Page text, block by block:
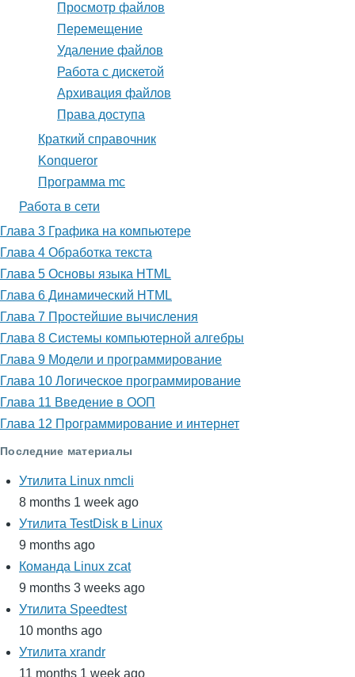
Просмотр файлов
Перемещение
Удаление файлов
Работа с дискетой
Архивация файлов
Права доступа
Краткий справочник
Konqueror
Программа mc
Работа в сети
Глава 3 Графика на компьютере
Глава 4 Обработка текста
Глава 5 Основы языка HTML
Глава 6 Динамический HTML
Глава 7 Простейшие вычисления
Глава 8 Системы компьютерной алгебры
Глава 9 Модели и программирование
Глава 10 Логическое программирование
Глава 11 Введение в ООП
Глава 12 Программирование и интернет
Последние материалы
Утилита Linux nmcli
8 months 1 week ago
Утилита TestDisk в Linux
9 months ago
Команда Linux zcat
9 months 3 weeks ago
Утилита Speedtest
10 months ago
Утилита xrandr
11 months 1 week ago